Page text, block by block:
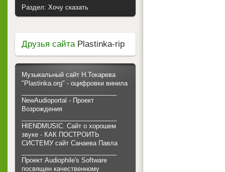
Раздел: Хочу сказать
Друзья сайтаPlastinka-rip
Музыкальный сайт Н.Токарева
"Plastinka.org" - оцифровки винила
NewAudioportal - Проект
Возрождения
HIENDMUSIC. Сайт о хорошем
звуке - КАК ПОСТРОИТЬ
СИСТЕМУ сайт Санаева Павла
Проект Audiophile's Software
посвящен качественному